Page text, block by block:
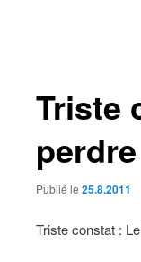
Triste
perdre
Publié le 25.8.2011
Triste constat :